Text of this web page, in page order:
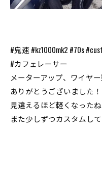
#鬼速 #kz1000mk2 #70s
#カフェレーサー
メーターアップ、ワイヤ
ありがとうございました！
見違えるほど軽くなった
また少しずつカスタムし